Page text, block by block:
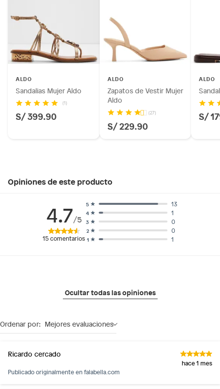
ALDO
Sandalias Mujer Aldo
(1)
S/ 399.90
ALDO
Zapatos de Vestir Mujer
Aldo
(27)
S/ 229.90
ALDO
S/
Opiniones de este producto
4.7/5
15comentarios 1 1
2 0
3 0
4 1
5 13
Ocultar todas las opiniones
Ordenar por: Mejores evaluaciones
Ricardo cercado
hace 1 mes
Publicado originalmente enfalabella.com